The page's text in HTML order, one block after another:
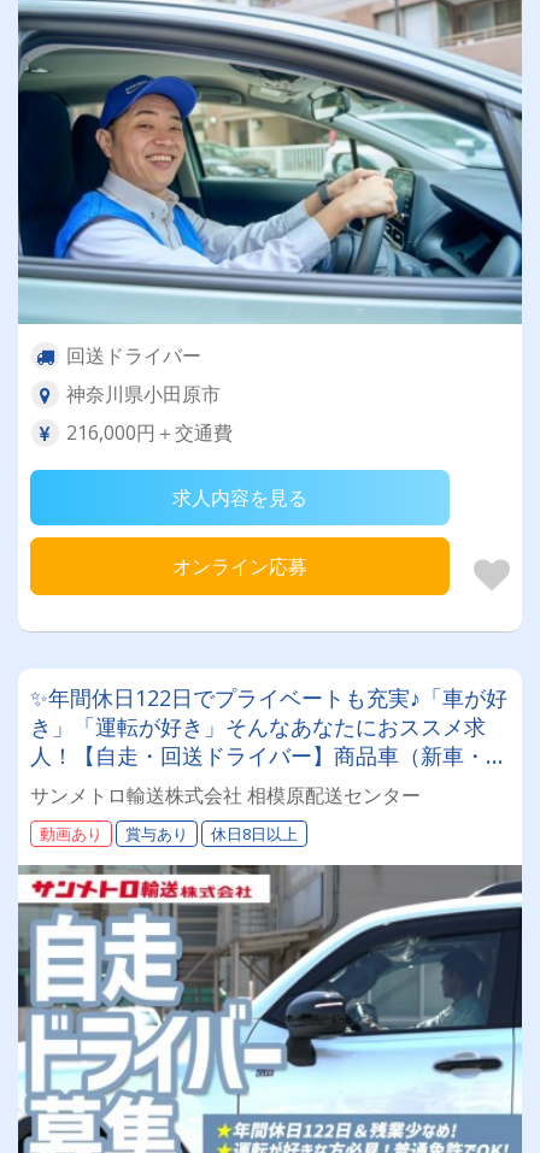
回送ドライバー
神奈川県小田原市
216,000円＋交通費
求人内容を見る
オンライン応募
✨年間休日122日でプライベートも充実♪「車が好
き」「運転が好き」そんなあなたにおススメ求
人！【自走・回送ドライバー】商品車（新車・中
古車）を運転して販売店や配送センター等に届け
ていただくお仕事
サンメトロ輸送株式会社 相模原配送センター
動画あり 賞与あり 休日8日以上